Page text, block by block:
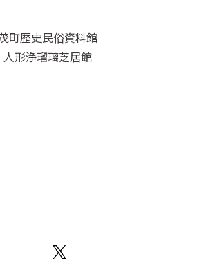
町歴史民俗資料館
人形浄瑠璃芝居館